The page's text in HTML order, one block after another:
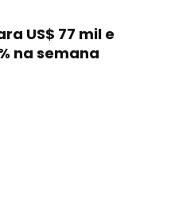
US$ 77 mil e
na semana